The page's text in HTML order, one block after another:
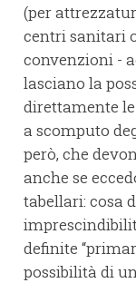
(per
centri sanitari
convenzioni -
lasciano la
direttamente
a scomputo
però, che
anche se
tabellari: cosa
definite
possibilità di